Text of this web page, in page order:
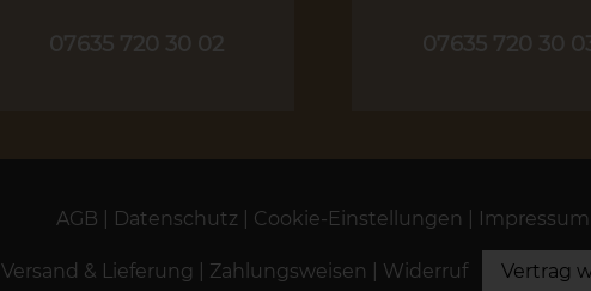
07635 720 30 02 07635 720 30
AGB Datenschutz Cookie-Einstellungen Impressum
Versand & Lieferung Zahlungsweisen Widerruf Vertrag